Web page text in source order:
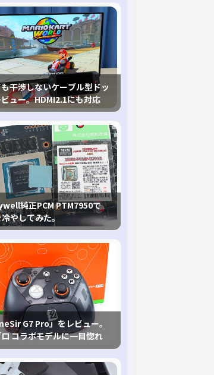
干渉しないケーブル型ドッ
ュー。HDMI2.1にも対応
純正PCM PTM7950で
やしてみた。
G7 Pro」をレビュー。
コラボモデルに一目惚れ